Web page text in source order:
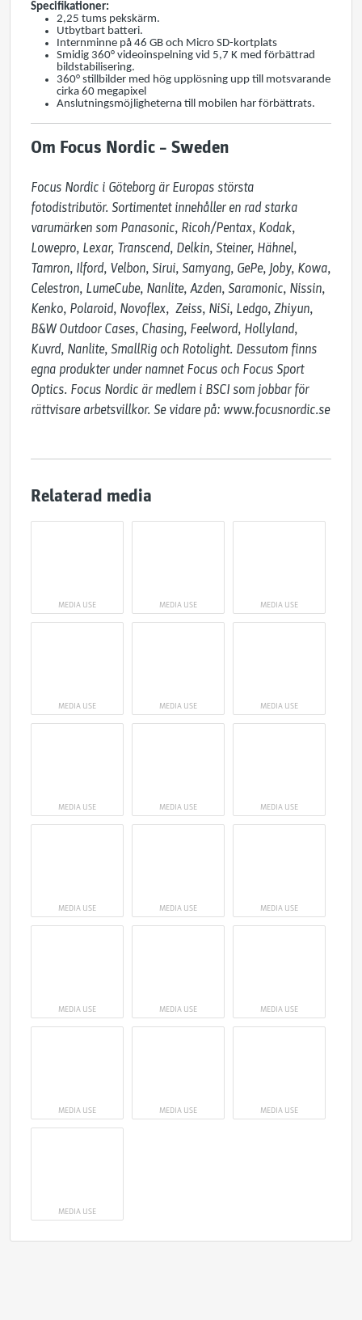
Specifikationer:
2,25 tums pekskärm.
Utbytbart batteri.
Internminne på 46 GB och Micro SD-kortplats
Smidig 360° videoinspelning vid 5,7 K med förbättrad
bildstabilisering.
360° stillbilder med hög upplösning upp till motsvarande
cirka 60 megapixel
Anslutningsmöjligheterna till mobilen har förbättrats.
Om Focus Nordic – Sweden
Focus Nordic i Göteborg är Europas största
fotodistributör. Sortimentet innehåller en rad starka
varumärken som Panasonic, Ricoh/Pentax, Kodak,
Lowepro, Lexar, Transcend, Delkin, Steiner, Hähnel,
Tamron, Ilford, Velbon, Sirui, Samyang, GePe, Joby, Kowa,
Celestron, LumeCube, Nanlite, Azden, Saramonic, Nissin,
Kenko, Polaroid, Novoflex,  Zeiss, NiSi, Ledgo, Zhiyun,
B&W Outdoor Cases, Chasing, Feelword, Hollyland,
Kuvrd, Nanlite, SmallRig och Rotolight. Dessutom finns
egna produkter under namnet Focus och Focus Sport
Optics. Focus Nordic är medlem i BSCI som jobbar för
rättvisare arbetsvillkor. Se vidare på: www.focusnordic.se
Relaterad media
MEDIA USE MEDIA USE MEDIA USE
MEDIA USE MEDIA USE MEDIA USE
MEDIA USE MEDIA USE MEDIA USE
MEDIA USE MEDIA USE MEDIA USE
MEDIA USE MEDIA USE MEDIA USE
MEDIA USE MEDIA USE MEDIA USE
MEDIA USE